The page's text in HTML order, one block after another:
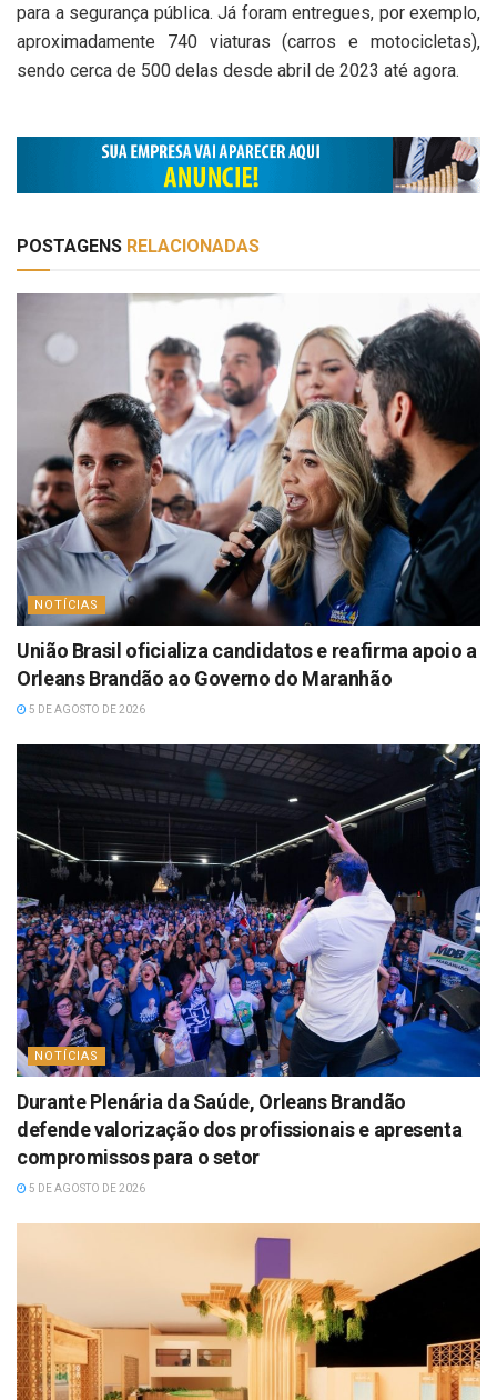
para a segurança pública. Já foram entregues, por exemplo,
aproximadamente 740 viaturas (carros e motocicletas),
sendo cerca de 500 delas desde abril de 2023 até agora.
POSTAGENS RELACIONADAS
NOTÍCIAS
União Brasil oficializa candidatos e reafirma apoio a
Orleans Brandão ao Governo do Maranhão
5 DE AGOSTO DE 2026
NOTÍCIAS
Durante Plenária da Saúde, Orleans Brandão
defende valorização dos profissionais e apresenta
compromissos para o setor
5 DE AGOSTO DE 2026